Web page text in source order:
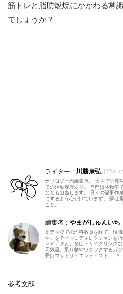
筋トレと脂肪燃焼にかかわる常
でしょうか？
川勝康弘
ナゾロジー副編集長。 大学で研究
ての活動履歴あり。 専門は生物学
なども担当します。 日々の記事作
にするよう心がけています。 夢は
こと。
やまがしゅんいち
高等学校での理科教員を経て、現
学」をテーマにディレクションを
ンドア系と、登山・サイクリング
天気屋。乗り物やワクワクするガ
夢はマッドサイエンティスト……？